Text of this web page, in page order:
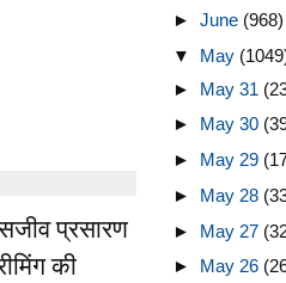
सजीव प्रसारण
की
► June (968)
▼ May
► May 31
► May 30
► May 29
► May 28
► May 27
► May 26